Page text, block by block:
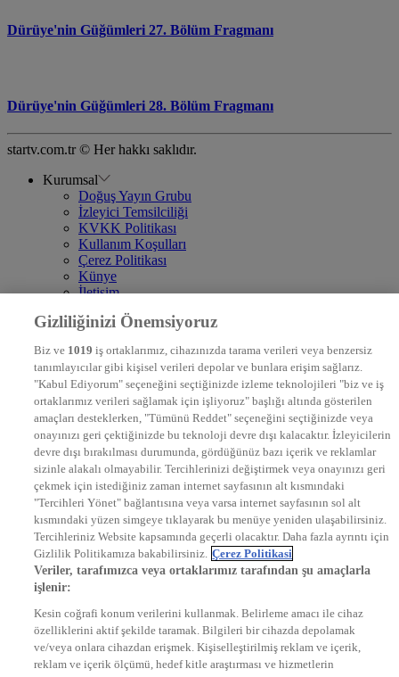
Dürüye'nin Güğümleri 27. Bölüm Fragmanı
Dürüye'nin Güğümleri 28. Bölüm Fragmanı
startv.com.tr © Her hakkı saklıdır.
Kurumsal
Doğuş Yayın Grubu
İzleyici Temsilciliği
KVKK Politikası
Kullanım Koşulları
Çerez Politikası
Künye
İletişim
DYG Televizyonlar
STAR
EURO STAR
KRAL POP TV
DYG Radyolar
NTV RADYO
KRAL FM
KRAL POP
EKSEN
VOYAGE
DYG Dijital
ntv.com.tr
ntvspor.net
secim.ntv.com.tr
startv.com.tr
kralmuzik.com.tr
Gizliliğinizi Önemsiyoruz
Biz ve 1019 iş ortaklarımız, cihazınızda tarama verileri veya benzersiz
tanımlayıcılar gibi kişisel verileri depolar ve bunlara erişim sağlarız.
"Kabul Ediyorum" seçeneğini seçtiğinizde izleme teknolojileri "biz ve iş
ortaklarımız verileri sağlamak için işliyoruz" başlığı altında gösterilen
amaçları desteklerken, "Tümünü Reddet" seçeneğini seçtiğinizde veya
onayınızı geri çektiğinizde bu teknoloji devre dışı kalacaktır. İzleyicilerin
devre dışı bırakılması durumunda, gördüğünüz bazı içerik ve reklamlar
sizinle alakalı olmayabilir. Tercihlerinizi değiştirmek veya onayınızı geri
çekmek için istediğiniz zaman internet sayfasının alt kısmındaki
"Tercihleri Yönet" bağlantısına veya varsa internet sayfasının sol alt
kısmındaki yüzen simgeye tıklayarak bu menüye yeniden ulaşabilirsiniz.
Tercihleriniz Website kapsamında geçerli olacaktır. Daha fazla ayrıntı için
Gizlilik Politikamıza bakabilirsiniz. Çerez Politikasi
Veriler, tarafımızca veya ortaklarımız tarafından şu amaçlarla
işlenir:
Kesin coğrafi konum verilerini kullanmak. Belirleme amacı ile cihaz
özelliklerini aktif şekilde taramak. Bilgileri bir cihazda depolamak
ve/veya onlara cihazdan erişmek. Kişiselleştirilmiş reklam ve içerik,
reklam ve içerik ölçümü, hedef kitle araştırması ve hizmetlerin